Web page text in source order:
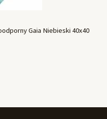
Gaia Niebieski 40x40